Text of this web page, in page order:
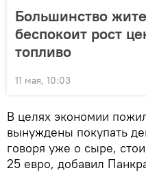
Большинство
беспокоит рост
топливо
11 мая, 10:03
В целях экономии
вынуждены покупать
говоря уже о сыре,
25 евро, добавил